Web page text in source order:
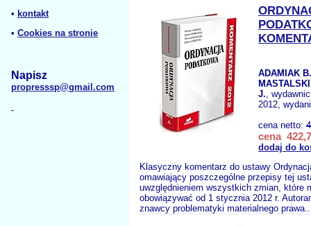
• kontakt
• Cookies na stronie
Napisz
propresssp@gmail.com
ADAMIAK
J.,
2012,
cena netto:
cena
dodaj do
Klasyczny komentarz do ustawy
omawiający poszczególne przepisy tej
uwzględnieniem wszystkich zmian, które
obowiązywać od 1 stycznia 2012 r.
znawcy problematyki materialnego